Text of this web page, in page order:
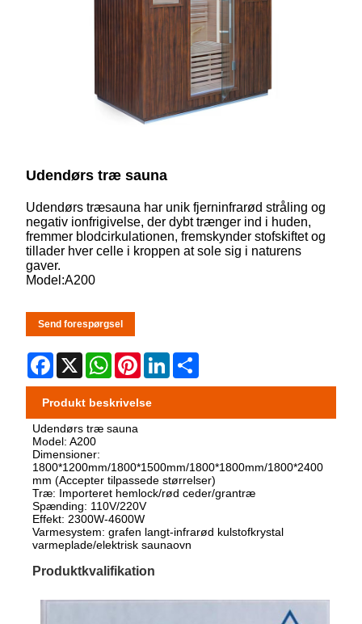
Udendørs træ sauna
Udendørs træsauna har unik fjerninfrarød stråling og
negativ ionfrigivelse, der dybt trænger ind i huden,
fremmer blodcirkulationen, fremskynder stofskiftet og
tillader hver celle i kroppen at sole sig i naturens
gaver.
Model:A200
Send forespørgsel
Facebook
X WhatsApp
PinterestLinkedIn
Produkt beskrivelse
Udendørs træ sauna
Model: A200
Dimensioner:
1800*1200mm/1800*1500mm/1800*1800mm/1800*2400
mm (Accepter tilpassede størrelser)
Træ: Importeret hemlock/rød ceder/grantræ
Spænding: 110V/220V
Effekt: 2300W-4600W
Varmesystem: grafen langt-infrarød kulstofkrystal
varmeplade/elektrisk saunaovn
Produktkvalifikation